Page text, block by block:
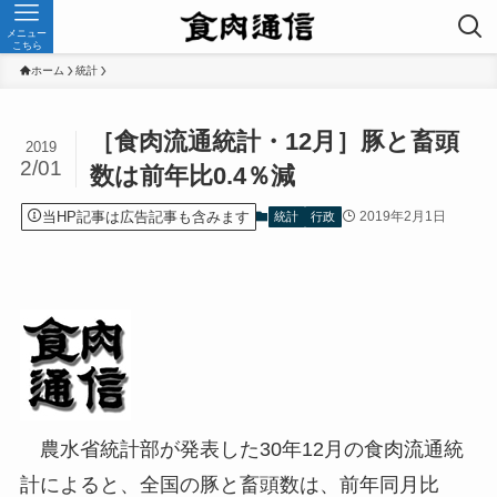
メニュー
こちら
ホーム 統計
［食肉流通統計・12月］豚と畜頭
数は前年比0.4％減
2019
2/01
当HP記事は広告記事も含みます 統計 行政 2019年2月1日
農水省統計部が発表した30年12月の食肉流通統
計によると、全国の豚と畜頭数は、前年同月比